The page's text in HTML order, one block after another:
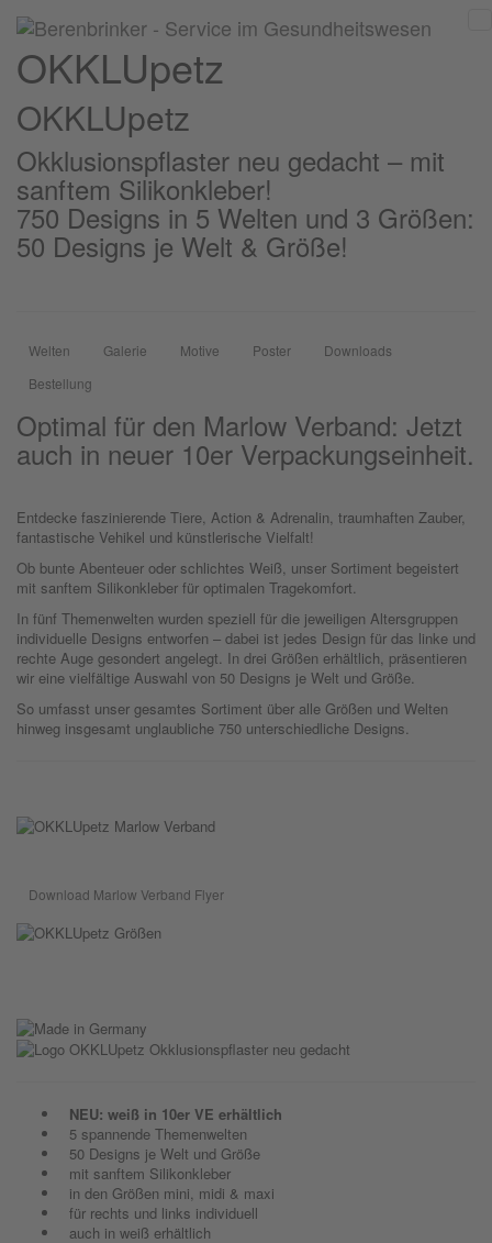
OKKLUpetz
OKKLUpetz
Okklusionspflaster neu gedacht – mit
sanftem Silikonkleber!
750 Designs in 5 Welten und 3 Größen:
50 Designs je Welt & Größe!
Welten Galerie Motive Poster
Downloads
Bestellung
Optimal für den Marlow Verband: Jetzt
auch in neuer 10er Verpackungseinheit.
Entdecke faszinierende Tiere, Action & Adrenalin, traumhaften Zauber,
fantastische Vehikel und künstlerische Vielfalt!
Ob bunte Abenteuer oder schlichtes Weiß, unser Sortiment begeistert
mit sanftem Silikonkleber für optimalen Tragekomfort.
In fünf Themenwelten wurden speziell für die jeweiligen Altersgruppen
individuelle Designs entworfen – dabei ist jedes Design für das linke und
rechte Auge gesondert angelegt. In drei Größen erhältlich, präsentieren
wir eine vielfältige Auswahl von 50 Designs je Welt und Größe.
So umfasst unser gesamtes Sortiment über alle Größen und Welten
hinweg insgesamt unglaubliche 750 unterschiedliche Designs.
Download Marlow Verband Flyer
NEU: weiß in 10er VE erhältlich
5 spannende Themenwelten
50 Designs je Welt und Größe
mit sanftem Silikonkleber
in den Größen mini, midi & maxi
für rechts und links individuell
auch in weiß erhältlich